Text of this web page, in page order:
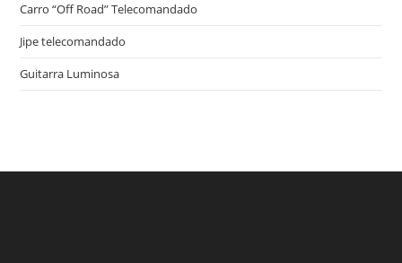
Carro “Off Road” Telecomandado
Jipe telecomandado
Guitarra Luminosa